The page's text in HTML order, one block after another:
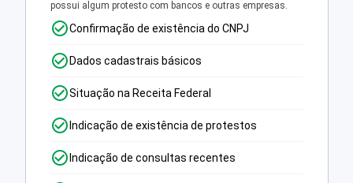
possui algum protesto com bancos e outras empresas.
Confirmação de existência do CNPJ
Dados cadastrais básicos
Situação na Receita Federal
Indicação de existência de protestos
Indicação de consultas recentes